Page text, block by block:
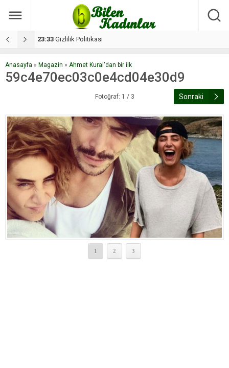
17:08 Dilan, düğününe 5 gün kala hayatını kaybetti
Anasayfa » Magazin » Ahmet Kural'dan bir ilk
59c4e70ec03c0e4cd04e30d9
Fotoğraf: 1 / 3 Sonraki
1 2 3